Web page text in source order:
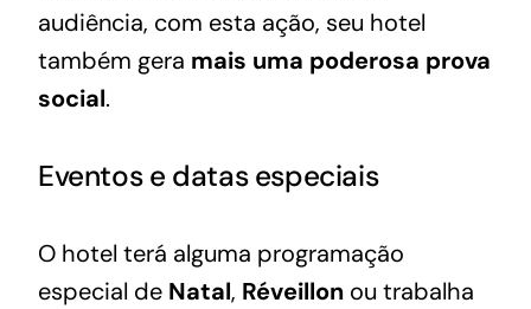
audiência, com esta ação, seu hotel
também gera mais uma poderosa prova
social.
Eventos e datas especiais
O hotel terá alguma programação
especial de Natal, Réveillon ou trabalha